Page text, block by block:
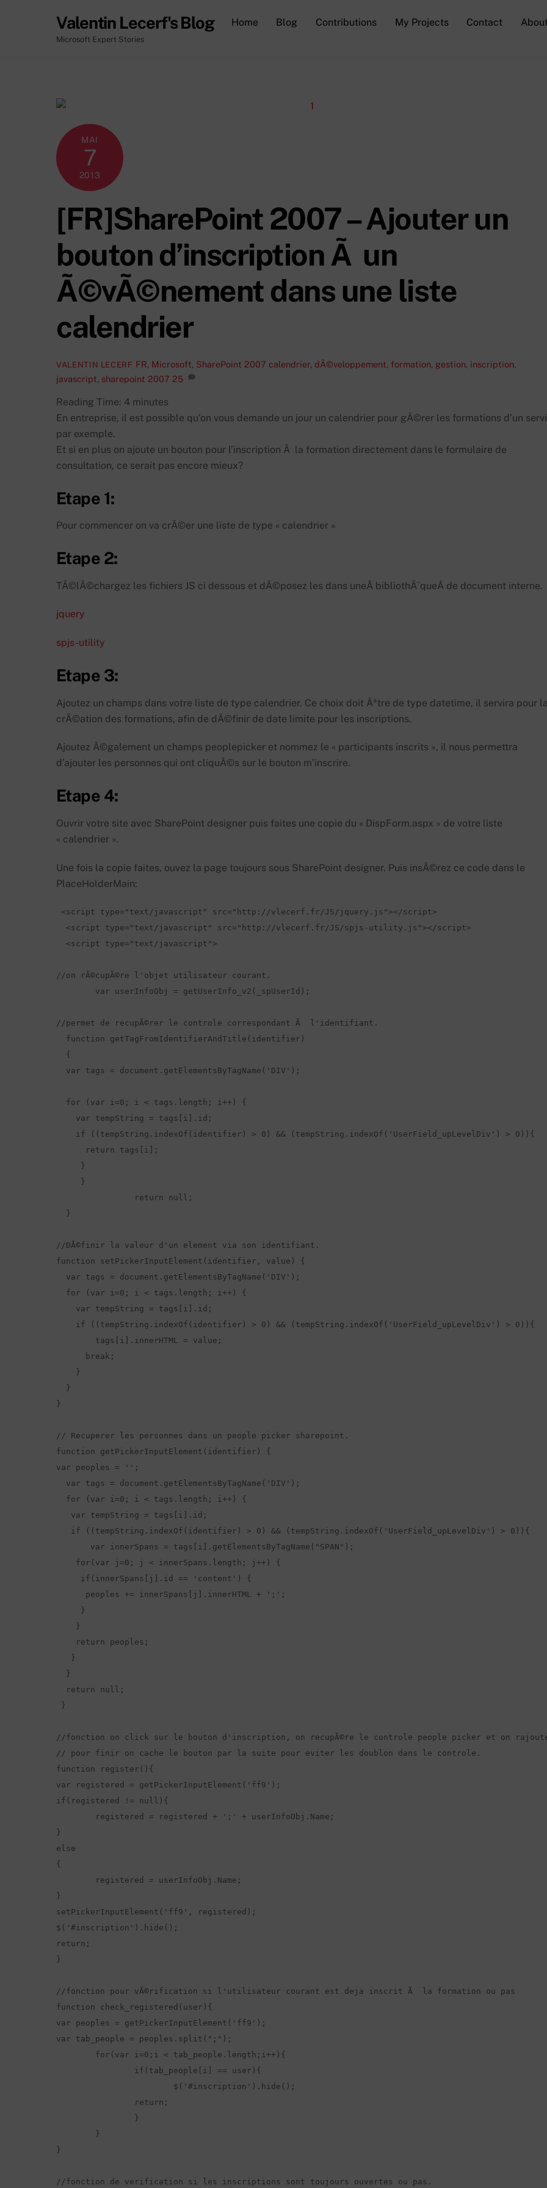
Valentin Lecerf's Blog
Microsoft Expert Stories
Home Blog Contributions My Projects Contact
MAI
7
2013
[FR]SharePoint 2007 – Ajouter un
bouton d’inscription Ã un
Ã©vÃ©nement dans une liste
calendrier
VALENTIN LECERF FR, Microsoft, SharePoint 2007 calendrier, dÃ©veloppement, formation, gestion, inscription,
javascript, sharepoint 2007 25
Reading Time: 4 minutes
En entreprise, il est possible qu’on vous demande un jour un calendrier pour gÃ©rer les formations d’un
par exemple.
Et si en plus on ajoute un bouton pour l’inscription Ã la formation directement dans le formulaire de
consultation, ce serait pas encore mieux?
Etape 1:
Pour commencer on va crÃ©er une liste de type « calendrier »
Etape 2:
TÃ©lÃ©chargez les fichiers JS ci dessous et dÃ©posez les dans uneÂ bibliothÃ¨queÂ de document interne.
jquery
spjs-utility
Etape 3:
Ajoutez un champs dans votre liste de type calendrier. Ce choix doit Ãªtre de type datetime, il servira pour
crÃ©ation des formations, afin de dÃ©finir de date limite pour les inscriptions.
Ajoutez Ã©galement un champs peoplepicker et nommez le « participants inscrits », il nous permettra
d’ajouter les personnes qui ont cliquÃ©s sur le bouton m’inscrire.
Etape 4:
Ouvrir votre site avec SharePoint designer puis faites une copie du « DispForm.aspx » de votre liste
« calendrier ».
Une fois la copie faites, ouvez la page toujours sous SharePoint designer. Puis insÃ©rez ce code dans le
PlaceHolderMain:
<script type="text/javascript" src="http://vlecerf.fr/JS/jquery.js"></script>
  <script type="text/javascript" src="http://vlecerf.fr/JS/spjs-utility.js"></script>
  <script type="text/javascript">
//on rÃ©cupÃ©re l'objet utilisateur courant.
//permet de recupÃ©rer le controle correspondant Ã  l'identifiant.
  function getTagFromIdentifierAndTitle(identifier)
  {
  var tags = document.getElementsByTagName('DIV');
  for (var i=0; i < tags.length; i++) {
    var tempString = tags[i].id;
    if ((tempString.indexOf(identifier) > 0) && (tempString.indexOf('UserField_upLevelDiv') > 0)){
      return tags[i];
     }
     }
  }
//DÃ©finir la valeur d'un element via son identifiant.
function setPickerInputElement(identifier, value) {
  var tags = document.getElementsByTagName('DIV');
  for (var i=0; i < tags.length; i++) {
    var tempString = tags[i].id;
    if ((tempString.indexOf(identifier) > 0) && (tempString.indexOf('UserField_upLevelDiv') > 0)){
        tags[i].innerHTML = value;
      break;
    }
  }
}
// Recuperer les personnes dans un people picker sharepoint.
function getPickerInputElement(identifier) {
var peoples = '';
  var tags = document.getElementsByTagName('DIV');
  for (var i=0; i < tags.length; i++) {
   var tempString = tags[i].id;
   if ((tempString.indexOf(identifier) > 0) && (tempString.indexOf('UserField_upLevelDiv') > 0)){
       var innerSpans = tags[i].getElementsByTagName("SPAN");
    for(var j=0; j < innerSpans.length; j++) {
     if(innerSpans[j].id == 'content') {
      peoples += innerSpans[j].innerHTML + ';';
     }
    }
    return peoples;
   }
  }
  return null;
}
//fonction on click sur le bouton d'inscription, on recupÃ©re le controle people picker et on
// pour finir on cache le bouton par la suite pour eviter les doublon dans le controle.
function register(){
var registered = getPickerInputElement('ff9');
if(registered != null){
}
else
{
}
setPickerInputElement('ff9', registered);
$('#inscription').hide();
return;
}
//fonction pour vÃ©rification si l'utilisateur courant est deja inscrit Ã  la formation ou pas
function check_registered(user){
var peoples = getPickerInputElement('ff9');
var tab_people = peoples.split(";");
}
//fonction de verification si les inscriptions sont toujours ouvertes ou pas.